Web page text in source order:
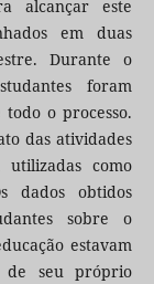
alcançar este
em duas
Durante o
foram
o processo.
das atividades
utilizadas como
dados obtidos
sobre o
estavam
de seu próprio